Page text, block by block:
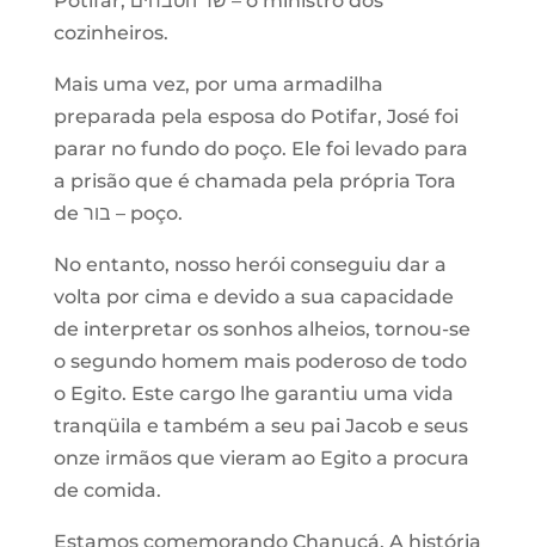
cozinheiros.
Mais uma vez, por uma armadilha
preparada pela esposa do Potifar, José foi
parar no fundo do poço. Ele foi levado para
a prisão que é chamada pela própria Tora
de בור – poço.
No entanto, nosso herói conseguiu dar a
volta por cima e devido a sua capacidade
de interpretar os sonhos alheios, tornou-se
o segundo homem mais poderoso de todo
o Egito. Este cargo lhe garantiu uma vida
tranqüila e também a seu pai Jacob e seus
onze irmãos que vieram ao Egito a procura
de comida.
Estamos comemorando Chanucá. A história